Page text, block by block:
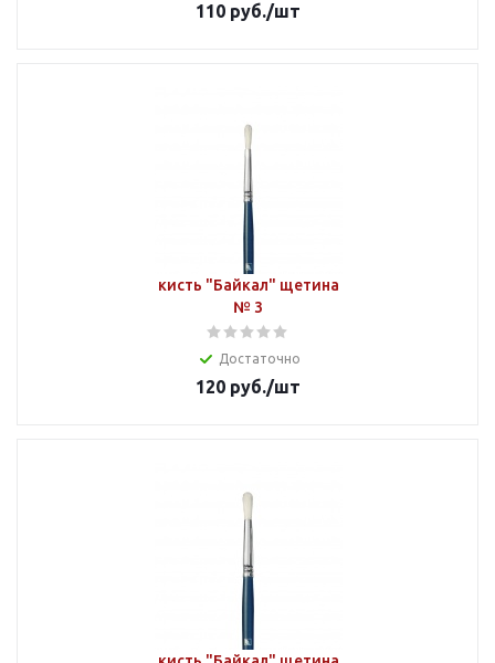
110 руб./шт
кисть "Байкал" щетина
№ 3
Достаточно
120 руб./шт